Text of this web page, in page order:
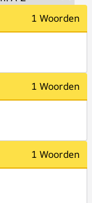
1 Woorden
1 Woorden
1 Woorden